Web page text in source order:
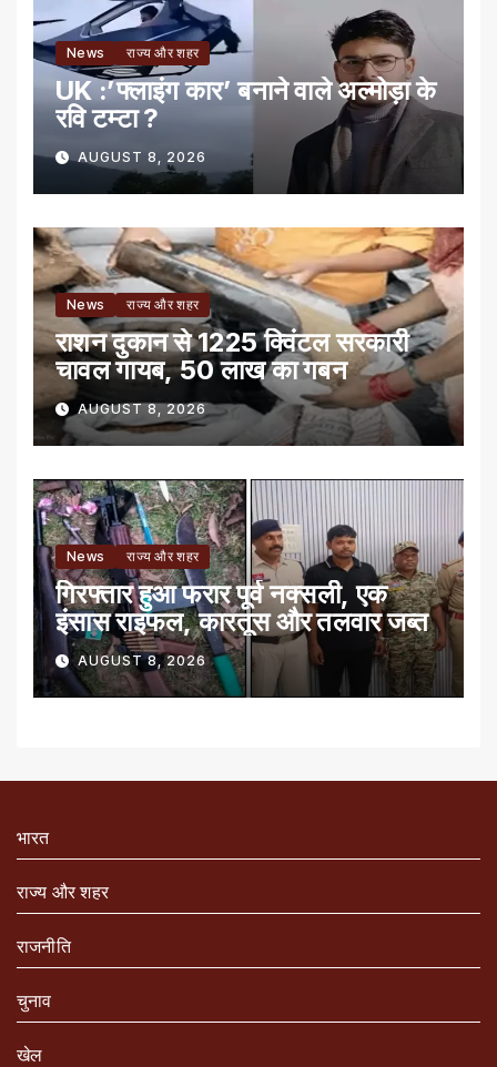
News राज्य और शहर
UK :’फ्लाइंग कार’ बनाने वाले अल्मोड़ा के
रवि टम्टा ?
AUGUST 8, 2026
News राज्य और शहर
राशन दुकान से 1225 क्विंटल सरकारी
चावल गायब, 50 लाख का गबन
AUGUST 8, 2026
News राज्य और शहर
गिरफ्तार हुआ फरार पूर्व नक्सली, एक
इंसास राइफल, कारतूस और तलवार जब्त
AUGUST 8, 2026
भारत
राज्य और शहर
राजनीति
चुनाव
खेल